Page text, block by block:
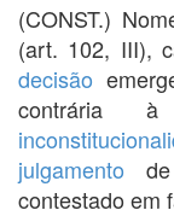
(CONST.)
(art. 102, III),
decisão
contrária
julgamento
contestado em